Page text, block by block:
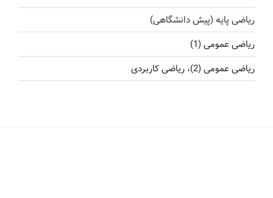
ریاضی پایه (پیش دانشگاهی)
ریاضی عمومی (1)
ریاضی عمومی (2)، ریاضی کاربردی